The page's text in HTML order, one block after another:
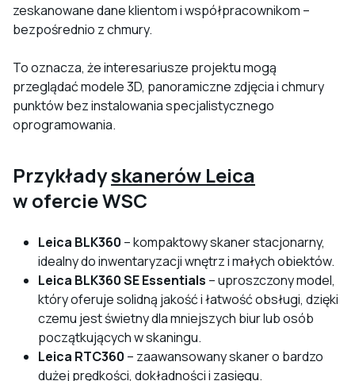
zeskanowane dane klientom i współpracownikom –
bezpośrednio z chmury.
To oznacza, że interesariusze projektu mogą
przeglądać modele 3D, panoramiczne zdjęcia i chmury
punktów bez instalowania specjalistycznego
oprogramowania.
Przykładyskanerów Leica
w ofercie WSC
Leica BLK360 – kompaktowy skaner stacjonarny,
idealny do inwentaryzacji wnętrz i małych obiektów.
Leica BLK360 SE Essentials – uproszczony model,
który oferuje solidną jakość i łatwość obsługi, dzięki
czemu jest świetny dla mniejszych biur lub osób
początkujących w skaningu.
Leica RTC360 – zaawansowany skaner o bardzo
dużej prędkości, dokładności i zasięgu.